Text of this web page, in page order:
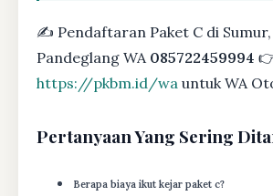
✍ Pendaftaran Paket C di Sumur,
Pandeglang WA 085722459994
https://pkbm.id/wa untuk WA
Pertanyaan Yang Sering
Berapa biaya ikut kejar paket c?